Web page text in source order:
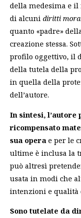
della medesima e il
di alcuni diritti
quanto «padre»
creazione stessa.
profilo oggettivo, il
della tutela della
in quella della
dell’autore.
In sintesi, l’autore
ricompensato
sua opera e per le
ultime è inclusa la
può altresì
usata in modi che
intenzioni e qualità
Sono tutelate da